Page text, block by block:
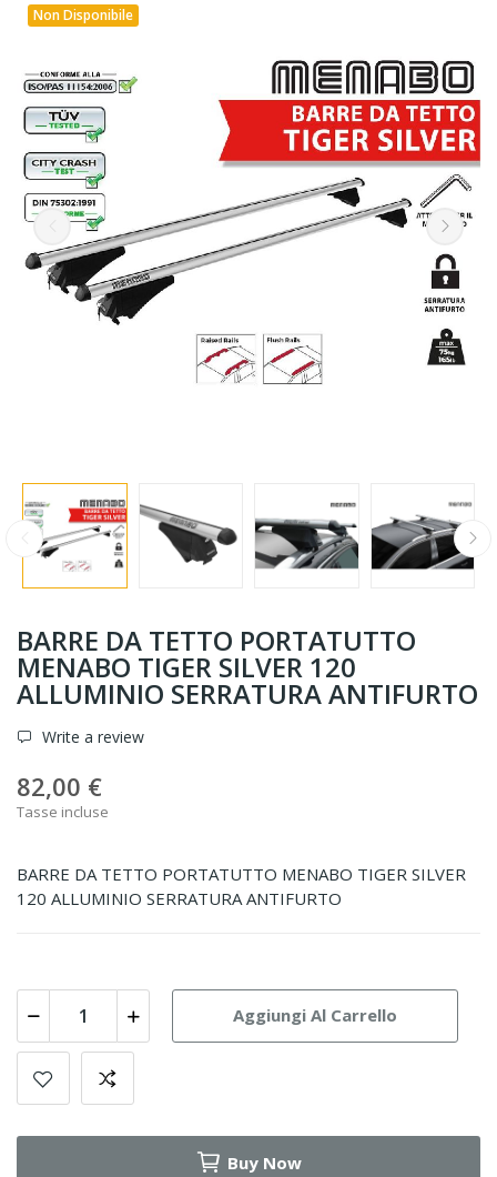
Non Disponibile
BARRE DA TETTO PORTATUTTO
MENABO TIGER SILVER 120
ALLUMINIO SERRATURA ANTIFURTO
Write a review
82,00 €
Tasse incluse
BARRE DA TETTO PORTATUTTO MENABO TIGER SILVER
120 ALLUMINIO SERRATURA ANTIFURTO
Aggiungi Al Carrello
Buy Now